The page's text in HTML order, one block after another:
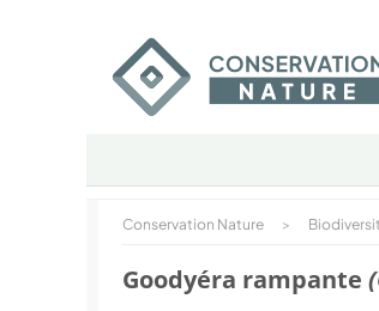
Conservation Nature >
Goodyéra rampante